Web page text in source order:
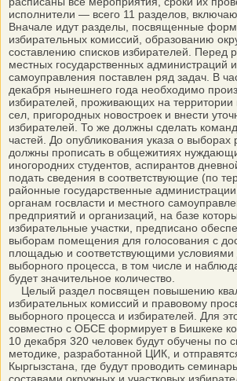
исполнители — всего 11 разделов,
Вначале идут разделы, посвященные
избирательных комиссий, образованию
составлению списков избирателей. Перед
местных государственных администраций
самоуправления поставлен ряд задач. В
декабря нынешнего года необходимо
избирателей, проживающих на территории
сел, пригородных новостроек и внести
избирателей. То же должны сделать
частей. До опубликования указа о выборах
должны прописать в общежитиях
иногородних студентов, аспирантов
подать сведения в соответствующие (по
районные государственные
органам госвласти и местного
предприятий и организаций, на базе
избирательные участки, предписано
выборам помещения для голосования с
площадью и соответствующими условиями
выборного процесса, в том числе и
будет значительное количество.
Целый раздел посвящен повышению
избирательных комиссий и правовому
выборного процесса и избирателей. Для
совместно с ОБСЕ формирует в Бишкеке
10 декабря 320 человек будут обучены по
методике, разработанной ЦИК, и
Кыргызстана, где будут проводить